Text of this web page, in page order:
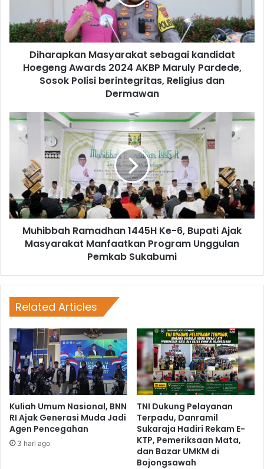
Diharapkan Masyarakat sebagai kandidat
Hoegeng Awards 2024 AKBP Maruly Pardede,
Sosok Polisi berintegritas, Religius dan
Dermawan
Muhibbah Ramadhan 1445H Ke-6, Bupati Ajak
Masyarakat Manfaatkan Program Unggulan
Pemkab Sukabumi
Related Articles
Kuliah Umum Nasional, BNN
RI Ajak Generasi Muda Jadi
Agen Pencegahan
3 hari ago
TNI Dukung Pelayanan
Terpadu, Danramil
Sukaraja Hadiri Rekam E-
KTP, Pemeriksaan Mata,
dan Bazar UMKM di
Bojongsawah